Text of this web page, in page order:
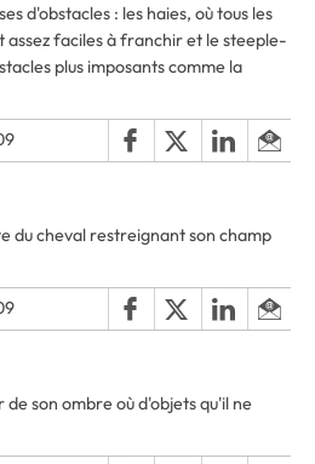
d'obstacles : les haies, où tous les
assez faciles à franchir et le steeple-
plus imposants comme la
du cheval restreignant son champ
de son ombre où d'objets qu'il ne